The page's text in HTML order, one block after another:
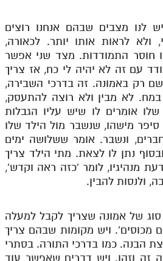
לנו מצבים שבהם אנחנו רוצים
ולא לראות אותו יותר. לכאורה,
חוסר התמודדות. מצד שני אפשר
עם זה לא יהיה לי כח, אז צריך
שם רק באמונה. זה בדרכי השבירה,
לא מבין ולא רוצה להתעסק,
אומרים לו שיש עליו הגבלות
סיפר מישהו, שנשבר מול הילד שלו
ונשבר. אומר ששלושה ימים
נתן לו לצאת. מתי הילד צריך
מנהיגיו, לומר 'כזה ראה וקדש',
ולנסות להבין.
סוג של אמונה שצריך לקבל למעלה
מכוסים'. ויש מקומות שבהם צריך
הבנה. כמו בדרכי התורה. בסתרי
זה וזהו. ויש דברים שאפשר עוד